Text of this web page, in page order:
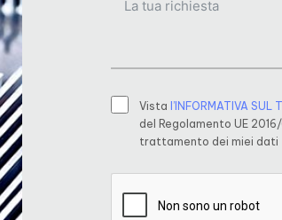
Vista l’INFORMATIVA SUL
del Regolamento UE
trattamento dei miei dati